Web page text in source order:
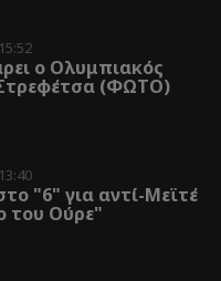
ο Ολυμπιακός
(ΦΩΤΟ)
"6" για αντί-Μεϊτέ
του Ούρε"